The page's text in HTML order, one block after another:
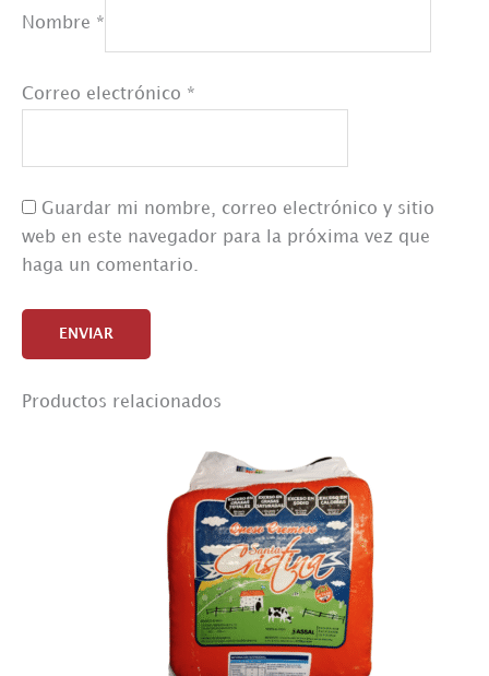
Nombre *
Correo electrónico *
Guardar mi nombre, correo electrónico y sitio
web en este navegador para la próxima vez que
haga un comentario.
Productos relacionados